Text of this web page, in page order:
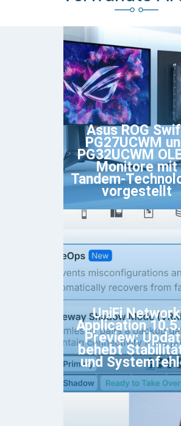
Asus ROG
PG27UCWM
PG32UCWM
Monitore mit
Tandem-
vorgestellt
UniFi Network
Application
Preview:
behebt
und